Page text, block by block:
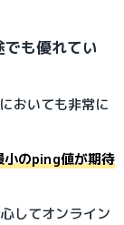
も優れてい
おいても非常に
小のping値が期待
してオンライン